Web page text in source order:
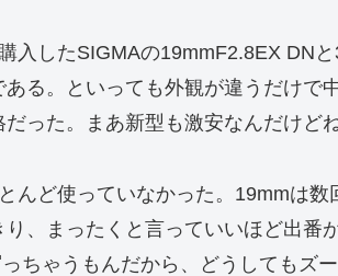
入したSIGMAの19mmF2.8EX DN
る。といっても外観が違うだけで
った。まあ新型も激安なんだけど
んど使っていなかった。19mmは
、まったくと言っていいほど出番
ちゃうもんだから、どうしてもズ